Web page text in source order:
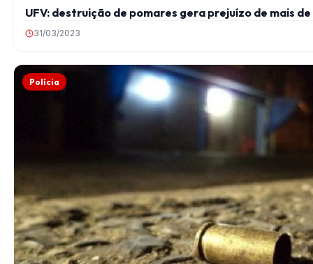
UFV: destruição de pomares gera prejuízo de mais de
31/03/2023
Polícia